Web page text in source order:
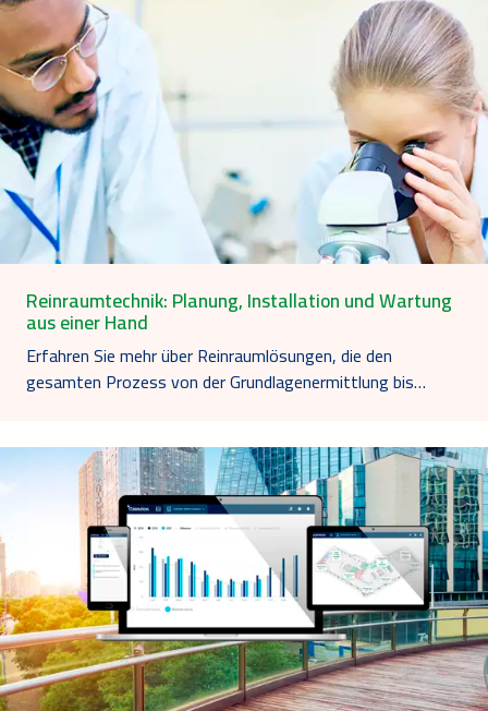
Reinraumtechnik: Planung, Installation und Wartung
aus einer Hand
Erfahren Sie mehr über Reinraumlösungen, die den
gesamten Prozess von der Grundlagenermittlung bis…